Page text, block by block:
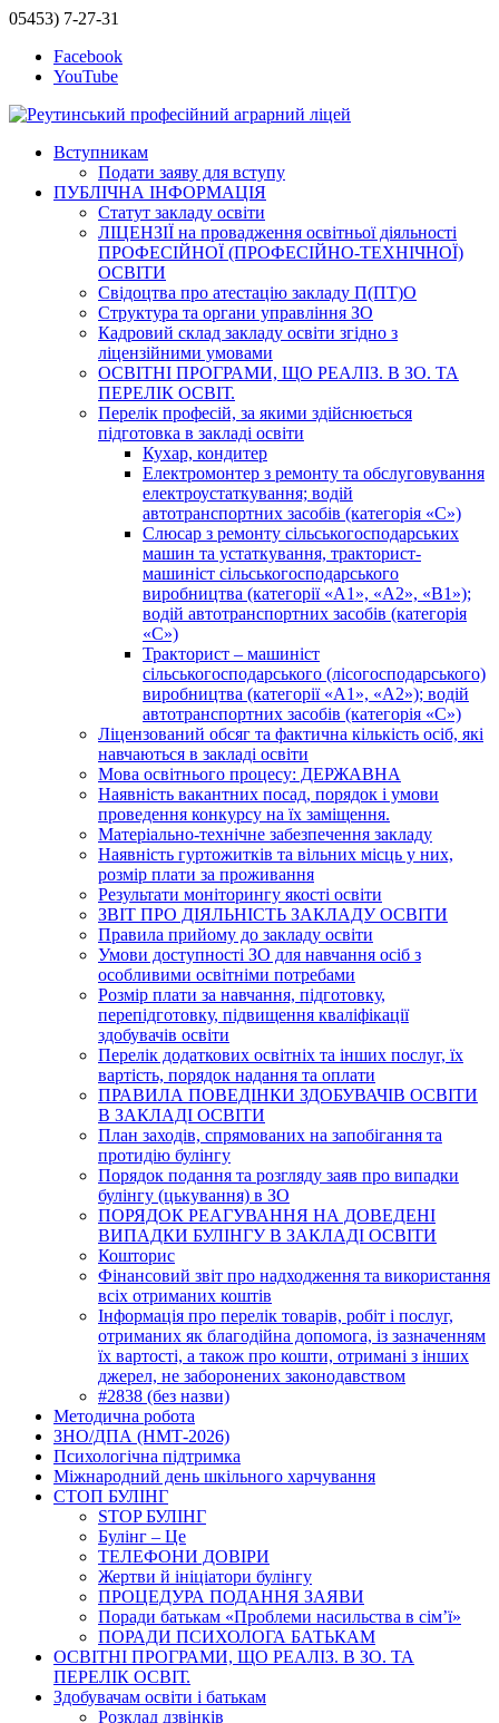
05453) 7-27-31
Facebook
YouTube
Вступникам
Подати заяву для вступу
ПУБЛІЧНА ІНФОРМАЦІЯ
Статут закладу освіти
ЛІЦЕНЗІЇ на провадження освітньої діяльності
ПРОФЕСІЙНОЇ (ПРОФЕСІЙНО-ТЕХНІЧНОЇ)
ОСВІТИ
Свідоцтва про атестацію закладу П(ПТ)О
Структура та органи управління ЗО
Кадровий склад закладу освіти згідно з
ліцензійними умовами
ОСВІТНІ ПРОГРАМИ, ЩО РЕАЛІЗ. В ЗО. ТА
ПЕРЕЛІК ОСВІТ.
Перелік професій, за якими здійснюється
підготовка в закладі освіти
Кухар, кондитер
Електромонтер з ремонту та обслуговування
електроустаткування; водій
автотранспортних засобів (категорія «С»)
Слюсар з ремонту сільськогосподарських
машин та устаткування, тракторист-
машиніст сільськогосподарського
виробництва (категорії «А1», «А2», «В1»);
водій автотранспортних засобів (категорія
«С»)
Тракторист – машиніст
сільськогосподарського (лісогосподарського)
виробництва (категорії «А1», «А2»); водій
автотранспортних засобів (категорія «С»)
Ліцензований обсяг та фактична кількість осіб, які
навчаються в закладі освіти
Мова освітнього процесу: ДЕРЖАВНА
Наявність вакантних посад, порядок і умови
проведення конкурсу на їх заміщення.
Матеріально-технічне забезпечення закладу
Наявність гуртожитків та вільних місць у них,
розмір плати за проживання
Результати моніторингу якості освіти
ЗВІТ ПРО ДІЯЛЬНІСТЬ ЗАКЛАДУ ОСВІТИ
Правила прийому до закладу освіти
Умови доступності ЗО для навчання осіб з
особливими освітніми потребами
Розмір плати за навчання, підготовку,
перепідготовку, підвищення кваліфікації
здобувачів освіти
Перелік додаткових освітніх та інших послуг, їх
вартість, порядок надання та оплати
ПРАВИЛА ПОВЕДІНКИ ЗДОБУВАЧІВ ОСВІТИ
В ЗАКЛАДІ ОСВІТИ
План заходів, спрямованих на запобігання та
протидію булінгу
Порядок подання та розгляду заяв про випадки
булінгу (цькування) в ЗО
ПОРЯДОК РЕАГУВАННЯ НА ДОВЕДЕНІ
ВИПАДКИ БУЛІНГУ В ЗАКЛАДІ ОСВІТИ
Кошторис
Фінансовий звіт про надходження та використання
всіх отриманих коштів
Інформація про перелік товарів, робіт і послуг,
отриманих як благодійна допомога, із зазначенням
їх вартості, а також про кошти, отримані з інших
джерел, не заборонених законодавством
#2838 (без назви)
Методична робота
ЗНО/ДПА (НМТ-2026)
Психологічна підтримка
Міжнародний день шкільного харчування
СТОП БУЛІНГ
STOP БУЛІНГ
Булінг – Це
ТЕЛЕФОНИ ДОВІРИ
Жертви й ініціатори булінгу
ПРОЦЕДУРА ПОДАННЯ ЗАЯВИ
Поради батькам «Проблеми насильства в сім’ї»
ПОРАДИ ПСИХОЛОГА БАТЬКАМ
ОСВІТНІ ПРОГРАМИ, ЩО РЕАЛІЗ. В ЗО. ТА
ПЕРЕЛІК ОСВІТ.
Здобувачам освіти і батькам
Розклад дзвінків